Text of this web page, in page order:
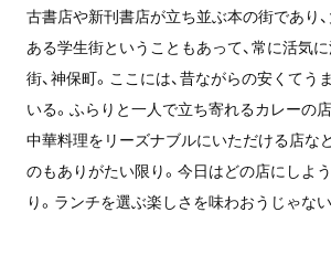
古書店や新刊書店が立ち並ぶ本の街であり
ある学生街ということもあって、常に活気
街、神保町。ここには、昔ながらの安くてう
いる。ふらりと一人で立ち寄れるカレーの
中華料理をリーズナブルにいただける店な
のもありがたい限り。今日はどの店にしよ
り。ランチを選ぶ楽しさを味わおうじゃない